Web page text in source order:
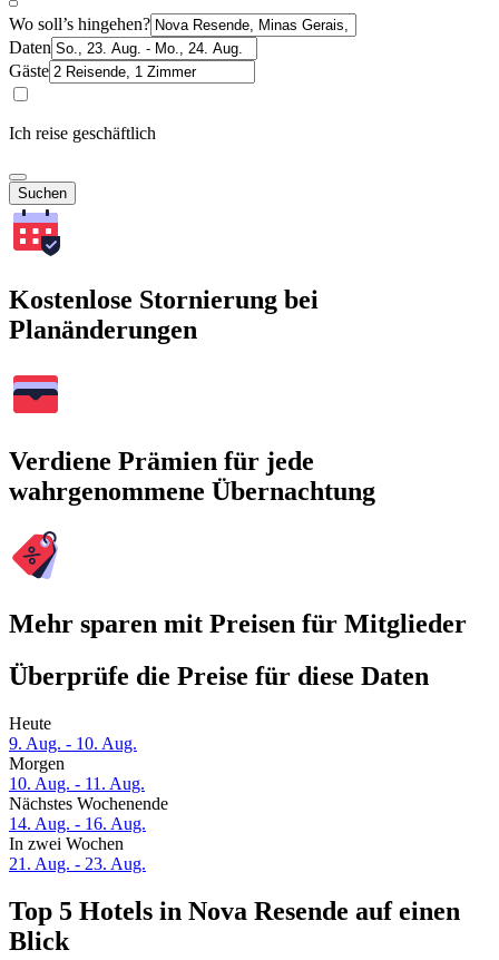
Wo soll’s hingehen?
Daten
Gäste
Ich reise geschäftlich
Suchen
Kostenlose Stornierung bei
Planänderungen
Verdiene Prämien für jede
wahrgenommene Übernachtung
Mehr sparen mit Preisen für Mitglieder
Überprüfe die Preise für diese Daten
Heute
9. Aug. - 10. Aug.
Morgen
10. Aug. - 11. Aug.
Nächstes Wochenende
14. Aug. - 16. Aug.
In zwei Wochen
21. Aug. - 23. Aug.
Top 5 Hotels in Nova Resende auf einen
Blick